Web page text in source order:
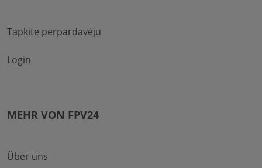
Tapkite perpardavėju
Login
MEHR VON FPV24
Über uns